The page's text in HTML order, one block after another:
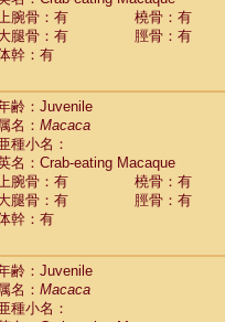
(1)
(7)
(0)
(0)
(0)
(0)
(1)
nigroviridis
ascanius
ascanius schmidti
cephus
diana
hamlyni
lhoesti
腕骨：有
橈骨：有
腿骨：有
脛骨：有
幹：有
齢：Juvenile
名： Macaca
種小名：
名：Crab-eating Macaque
腕骨：有
橈骨：有
腿骨：有
脛骨：有
幹：有
齢：Juvenile
名： Macaca
種小名：